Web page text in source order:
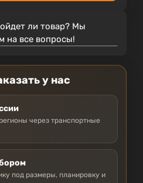
ли товар? Мы
на все вопросы!
у нас
через транспортные
под размеры, планировку и